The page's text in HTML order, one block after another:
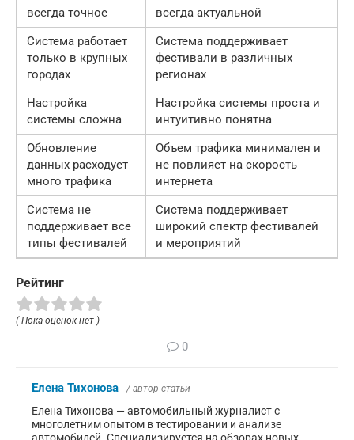
всегда точное
всегда актуальной
Система работает
только в крупных
городах
Система поддерживает
фестивали в различных
регионах
Настройка
системы сложна
Настройка системы проста и
интуитивно понятна
Обновление
данных расходует
много трафика
Объем трафика минимален и
не повлияет на скорость
интернета
Система не
поддерживает все
типы фестивалей
Система поддерживает
широкий спектр фестивалей
и мероприятий
Рейтинг
( Пока оценок нет )
0
Елена Тихонова / автор статьи
Елена Тихонова — автомобильный журналист с
многолетним опытом в тестировании и анализе